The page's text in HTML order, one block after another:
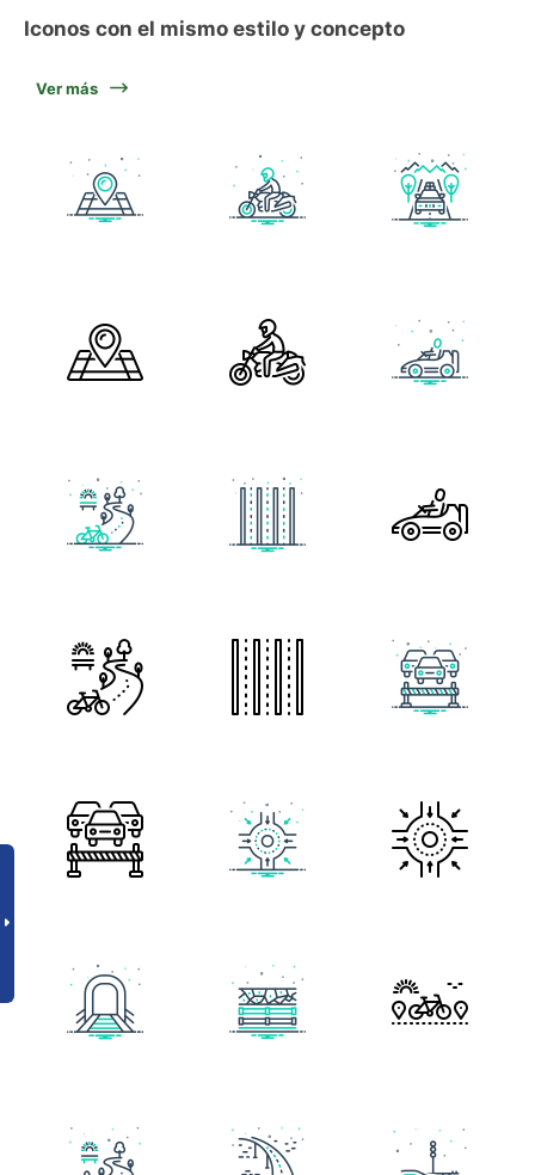
Iconos con el mismo estilo y concepto
Ver más